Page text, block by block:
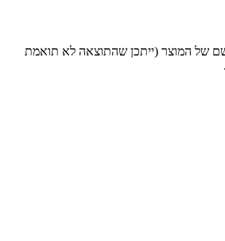
שם של המוצר (ייתכן שהתוצאה לא תואמת